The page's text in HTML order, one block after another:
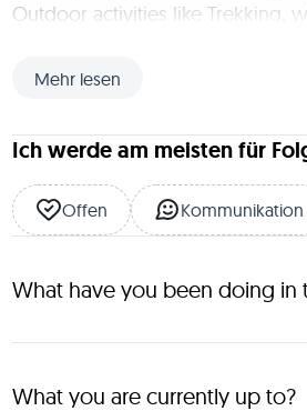
Outdoor activities like Trekking,
and Meru makes its easy to
Welcome/Willkommen/Karibu
Mehr lesen
Ich werde am meisten für
Offen Kommunikation
What have you been doing in
Organizing and Guiding Wildlife
What you are currently up to?